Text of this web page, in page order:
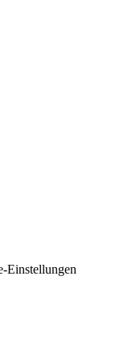
Einstellungen